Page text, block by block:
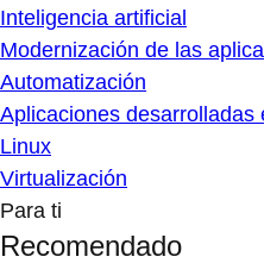
Inteligencia artificial
Modernización de las
Automatización
Aplicaciones desarrolladas
Linux
Virtualización
Para ti
Recomendado